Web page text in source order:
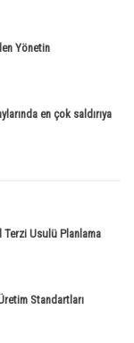
Yönetin
en çok saldırıya
Terzi Usulü Planlama
Standartları